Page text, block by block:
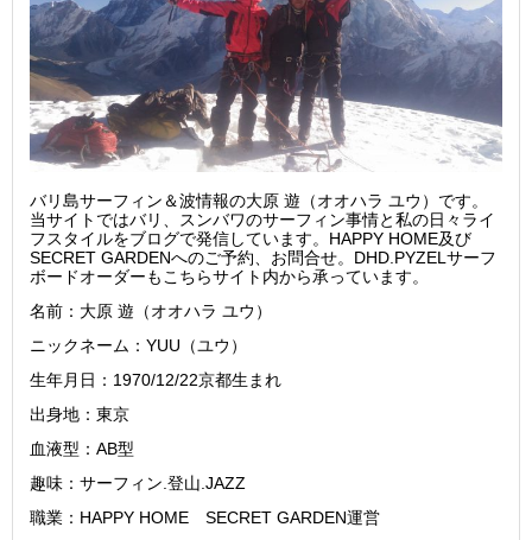
バリ島サーフィン＆波情報の大原 遊（オオハラ ユウ）です。
当サイトではバリ、スンバワのサーフィン事情と私の日々ライ
フスタイルをブログで発信しています。HAPPY HOME及び
SECRET GARDENへのご予約、お問合せ。DHD.PYZELサーフ
ボードオーダーもこちらサイト内から承っています。
名前：大原 遊（オオハラ ユウ）
ニックネーム：YUU（ユウ）
生年月日：1970/12/22京都生まれ
出身地：東京
血液型：AB型
趣味：サーフィン.登山.JAZZ
職業：HAPPY HOME SECRET GARDEN運営